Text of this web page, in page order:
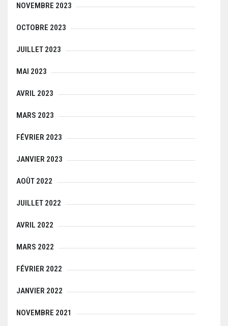
NOVEMBRE 2023
OCTOBRE 2023
JUILLET 2023
MAI 2023
AVRIL 2023
MARS 2023
FÉVRIER 2023
JANVIER 2023
AOÛT 2022
JUILLET 2022
AVRIL 2022
MARS 2022
FÉVRIER 2022
JANVIER 2022
NOVEMBRE 2021